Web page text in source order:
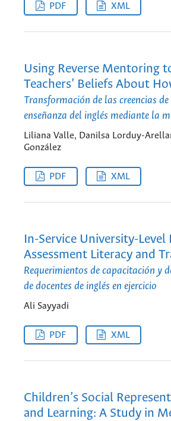
PDF XML
Using Reverse Mentoring
Teachers’ Beliefs About
Transformación de las creencias
enseñanza del inglés mediante la
Liliana Valle, Danilsa Lorduy-
González
PDF XML
In-Service University-Level
Assessment Literacy and
Requerimientos de capacitación y
de docentes de inglés en ejercicio
Ali Sayyadi
PDF XML
Children’s Social
and Learning: A Study in